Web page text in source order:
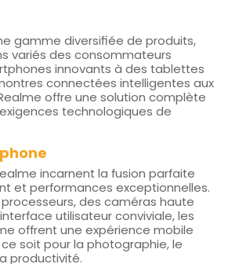
gamme diversifiée de produits,
variés des consommateurs
innovants à des tablettes
connectées intelligentes aux
offre une solution complète
technologiques de
incarnent la fusion parfaite
et performances exceptionnelles.
des caméras haute
utilisateur conviviale, les
offrent une expérience mobile
soit pour la photographie, le
productivité.